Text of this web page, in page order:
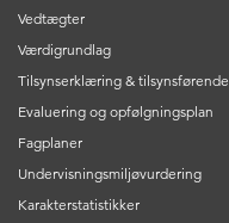
Vedtægter
Værdigrundlag
Tilsynserklæring & tilsynsførende
Evaluering og opfølgningsplan
Fagplaner
Undervisningsmiljøvurdering
Karakterstatistikker